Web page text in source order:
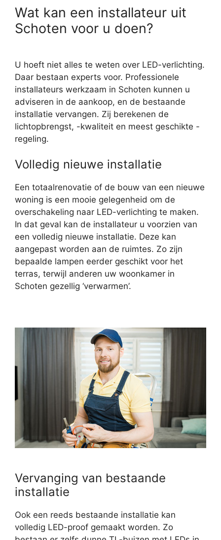
Wat kan een installateur uit
Schoten voor u doen?
U hoeft niet alles te weten over LED-verlichting.
Daar bestaan experts voor. Professionele
installateurs werkzaam in Schoten kunnen u
adviseren in de aankoop, en de bestaande
installatie vervangen. Zij berekenen de
lichtopbrengst, -kwaliteit en meest geschikte -
regeling.
Volledig nieuwe installatie
Een totaalrenovatie of de bouw van een nieuwe
woning is een mooie gelegenheid om de
overschakeling naar LED-verlichting te maken.
In dat geval kan de installateur u voorzien van
een volledig nieuwe installatie. Deze kan
aangepast worden aan de ruimtes. Zo zijn
bepaalde lampen eerder geschikt voor het
terras, terwijl anderen uw woonkamer in
Schoten gezellig ‘verwarmen’.
Vervanging van bestaande
installatie
Ook een reeds bestaande installatie kan
volledig LED-proof gemaakt worden. Zo